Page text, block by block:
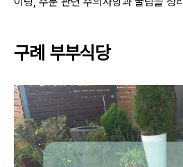
구례 부부식당